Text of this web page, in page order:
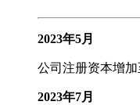
2023年5月
公司注册资本增加
2023年7月